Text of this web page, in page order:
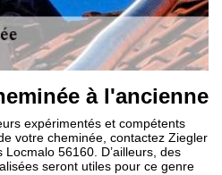
à l'ancienne
expérimentés et compétents
votre cheminée, contactez Ziegler
56160. D’ailleurs, des
seront utiles pour ce genre